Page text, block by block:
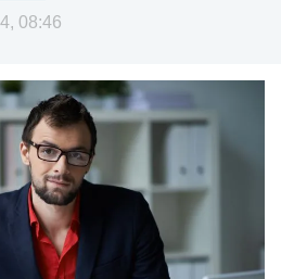
08:46